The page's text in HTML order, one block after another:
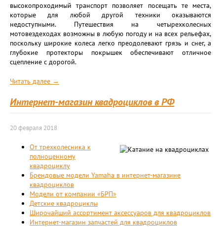
высокопроходимый транспорт позволяет посещать те места,
которые для любой другой техники оказываются
недоступными. Путешествия на четырехколесных
мотовездеходах возможны в любую погоду и на всех рельефах,
поскольку широкие колеса легко преодолевают грязь и снег, а
глубокие протекторы покрышек обеспечивают отличное
сцепление с дорогой.
Читать далее →
Интернет-магазин квадроциклов в РФ
20 февраля 2018
От трехколесника к
полноценному
квадроциклу
Брендовые модели Yamaha в интернет-магазине
квадроциклов
Модели от компании «БРП»
Детские квадроциклы
Широчайший ассортимент аксессуаров для квадроциклов
Интернет-магазин запчастей для квадроциклов